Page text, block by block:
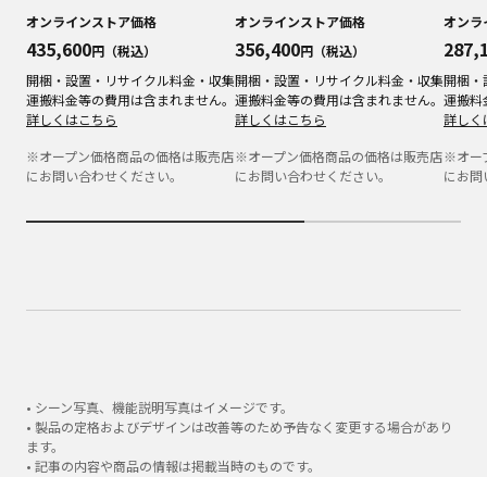
オンラインストア価格
435,600円（税込）
開梱・設置・リサイクル料金・収集
運搬料金等の費用は含まれません。
詳しくはこちら
※オープン価格商品の価格は販売店
にお問い合わせください。
オンラインストア価格
356,400円（税込）
開梱・設置・リサイクル料金・収集
運搬料金等の費用は含まれません。
詳しくはこちら
※オープン価格商品の価格は販売店
にお問い合わせください。
オンラ
開梱・
運搬料
詳しく
※オー
にお
• シーン写真、機能説明写真はイメージです。
• 製品の定格およびデザインは改善等のため予告なく変更する場合があり
ます。
• 記事の内容や商品の情報は掲載当時のものです。